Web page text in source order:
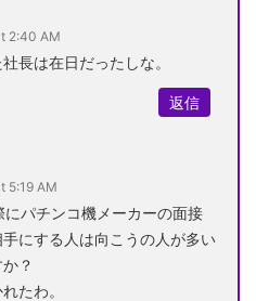
2:40 AM
長は在日だったしな。
返信
5:19 AM
にパチンコ機メーカーの面接
にする人は向こうの人が多い
？
たわ。